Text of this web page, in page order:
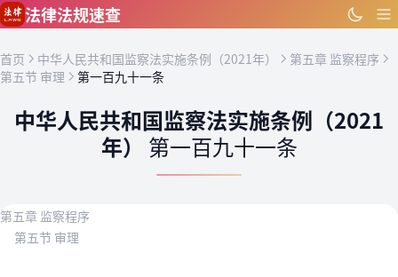
跳到主要内容
法律法规速查
首页 中华人民共和国监察法实施条例（2021年）
第五章 监察程序
第五节 审理
第一百九十一条
中华人民共和国监察法实施条例（2021
年） 第一百九十一条
第五章 监察程序
第五节 审理